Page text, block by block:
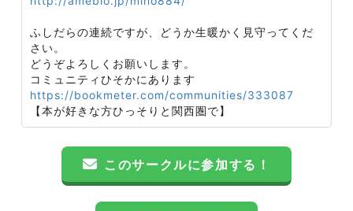
ふしだらの連続ですが、どうか生暖かく見守ってくだ
さい。
どうぞよろしくお願いします。
コミュニティひそかにあります
https://bookmeter.com/communities/333087
【本が好きな方ひっそりと関西圏で】
このサークルに参加する！